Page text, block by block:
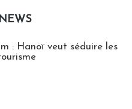
: Hanoï veut séduire les